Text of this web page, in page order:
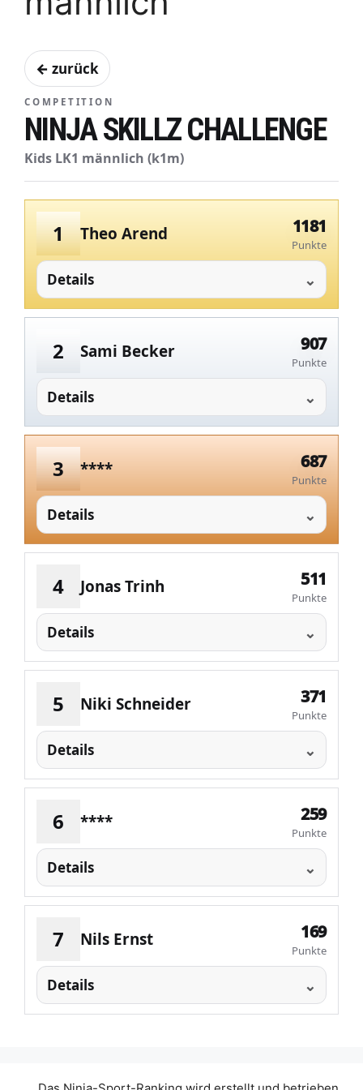
← zurück
COMPETITION
NINJA SKILLZ CHALLENGE
Kids LK1 männlich (k1m)
1 Theo Arend 1181
Punkte
Details
2 Sami Becker 907
Punkte
Details
3 **** 687
Punkte
Details
4 Jonas Trinh 511
Punkte
Details
5 Niki Schneider 371
Punkte
Details
6 **** 259
Punkte
Details
7 Nils Ernst 169
Punkte
Details